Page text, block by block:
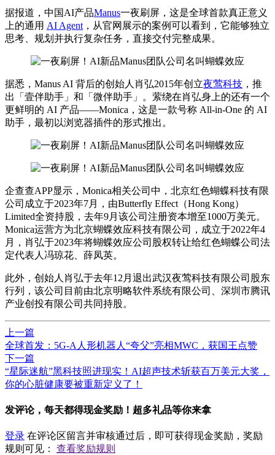
据报道，中国AI产品Manus一夜刷屏，这是全球首款真正意义
上的通用 AI Agent ，从官网展示的案例可以看到，它能够独立
思考、规划并执行复杂任务，直接交付完整成果。
据悉，Manus AI 背后的创始人肖弘2015年创立夜莺科技 ，推
出「壹伴助手」和「微伴助手」。萦绕在肖弘身上的还有一个
更鲜明的 AI 产品——Monica，这是一款号称 All-in-One 的 AI
助手，最初以浏览器插件的形式推出。
企查查APP显示，Monica相关公司中，北京红色蝴蝶科技有限
公司成立于2023年7月，由Butterfly Effect（Hong Kong）
Limited全资持股，去年9月该公司注册资本增至1000万美元。
Monica运营方为北京蝴蝶效应科技有限公司，成立于2022年4
月，肖弘于2023年将蝴蝶效应公司股权转让给红色蝴蝶公司法
定代表人冯琼花、薛凤英。
此外，创始人肖弘于去年12月退出武汉夜莺科技有限公司股东
行列，该公司目前由北京明略软件系统有限公司、深圳市腾讯
产业创投有限公司共同持股。
上一篇
全球首发：5G-A人形机器人“夸父”亮相MWC，获国王点赞
下一篇
“星际迷航”黑科技照进现实！AI超声技术斩获百万美元大奖，
你的心脏健康要被重新定义了！
发评论，每天都得现金奖励！超多礼品等你来拿
登录 在评论区留言并审核通过后，即可获得现金奖励，奖励
规则可见： 查看奖励规则